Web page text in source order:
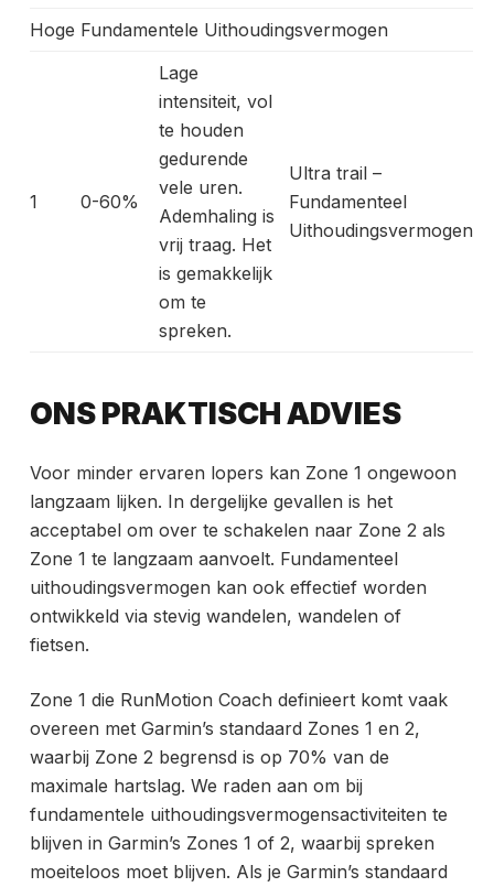
Hoge Fundamentele Uithoudingsvermogen
1 0-60%
Lage
intensiteit, vol
te houden
gedurende
vele uren.
Ademhaling is
vrij traag. Het
is gemakkelijk
om te
spreken.
Ultra trail –
Fundamenteel
Uithoudingsvermogen
ONS PRAKTISCH ADVIES
Voor minder ervaren lopers kan Zone 1 ongewoon
langzaam lijken. In dergelijke gevallen is het
acceptabel om over te schakelen naar Zone 2 als
Zone 1 te langzaam aanvoelt. Fundamenteel
uithoudingsvermogen kan ook effectief worden
ontwikkeld via stevig wandelen, wandelen of
fietsen.
Zone 1 die RunMotion Coach definieert komt vaak
overeen met Garmin’s standaard Zones 1 en 2,
waarbij Zone 2 begrensd is op 70% van de
maximale hartslag. We raden aan om bij
fundamentele uithoudingsvermogensactiviteiten te
blijven in Garmin’s Zones 1 of 2, waarbij spreken
moeiteloos moet blijven. Als je Garmin’s standaard